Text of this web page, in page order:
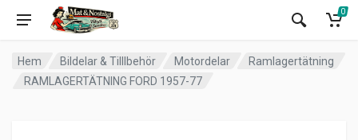
0
Hem Bildelar & Tilllbehör Motordelar
Ramlagertätning
RAMLAGERTÄTNING FORD 1957-77